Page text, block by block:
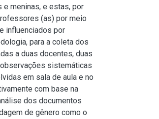
e meninas, e estas, por
(as) por meio
influenciados por
para a coleta dos
a duas docentes, duas
sistemáticas
em sala de aula e no
com base na
dos documentos
de gênero como o